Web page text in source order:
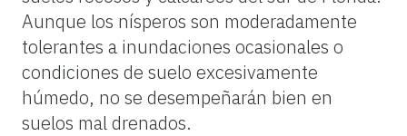
Aunque los nísperos son moderadamente
tolerantes a inundaciones ocasionales o
condiciones de suelo excesivamente
húmedo, no se desempeñarán bien en
suelos mal drenados.